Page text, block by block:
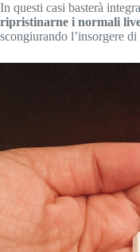
In questi casi basterà
ripristinarne i normali
scongiurando l’insorgere